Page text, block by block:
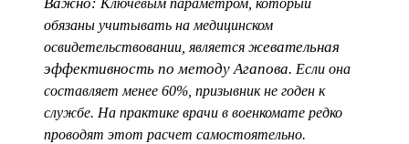
Ключевым параметром, который
обязаны учитывать на медицинском
освидетельствовании, является жевательная
эффективность по методу Агапова. Если она
составляет менее 60%, призывник не годен к
службе. На практике врачи в военкомате редко
проводят этот расчет самостоятельно.